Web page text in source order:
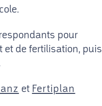
pour
de fertilisation, puis
et Fertiplan